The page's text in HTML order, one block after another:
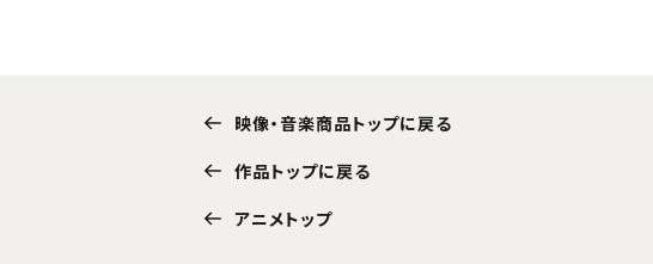
映像・音楽商品トップに戻る
作品トップに戻る
アニメトップ